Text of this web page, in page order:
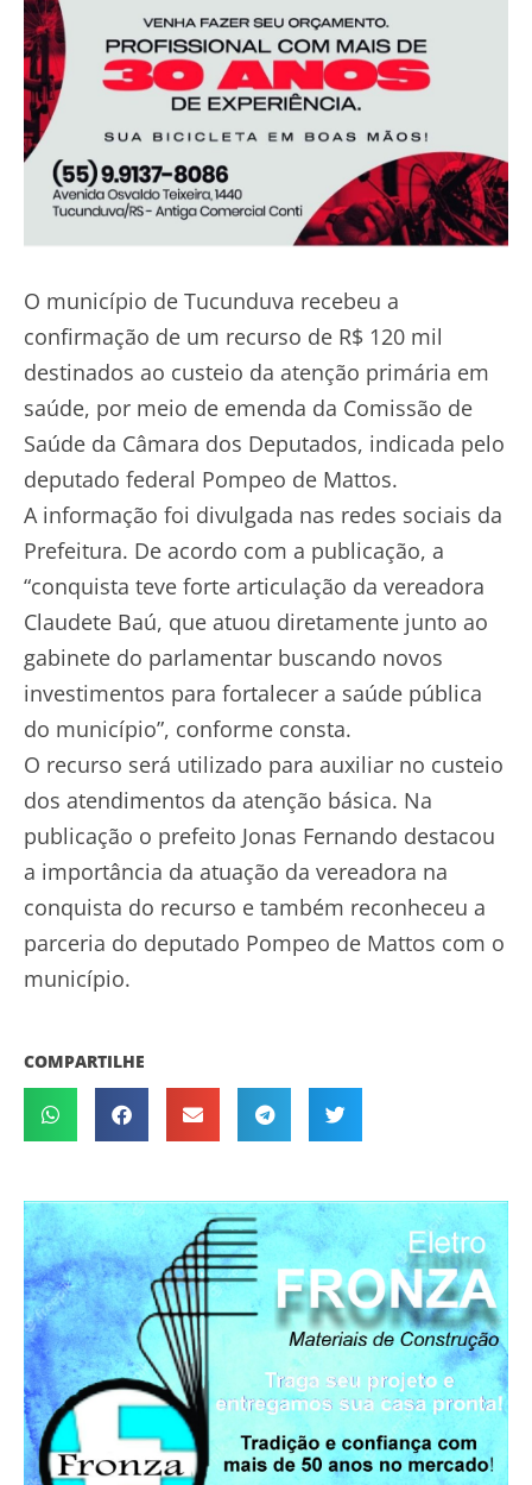
O município de Tucunduva recebeu a
confirmação de um recurso de R$ 120 mil
destinados ao custeio da atenção primária em
saúde, por meio de emenda da Comissão de
Saúde da Câmara dos Deputados, indicada pelo
deputado federal Pompeo de Mattos.
A informação foi divulgada nas redes sociais da
Prefeitura. De acordo com a publicação, a
“conquista teve forte articulação da vereadora
Claudete Baú, que atuou diretamente junto ao
gabinete do parlamentar buscando novos
investimentos para fortalecer a saúde pública
do município”, conforme consta.
O recurso será utilizado para auxiliar no custeio
dos atendimentos da atenção básica. Na
publicação o prefeito Jonas Fernando destacou
a importância da atuação da vereadora na
conquista do recurso e também reconheceu a
parceria do deputado Pompeo de Mattos com o
município.
COMPARTILHE